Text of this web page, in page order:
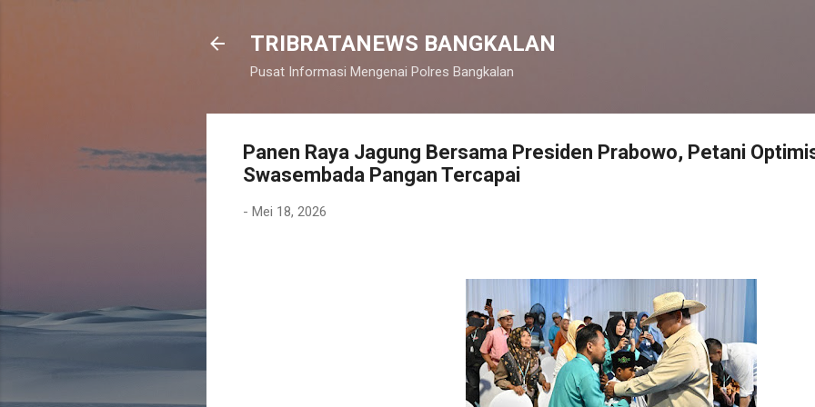
TRIBRATANEWS BANGKALAN
Pusat Informasi Mengenai Polres Bangkalan
Panen Raya Jagung Bersama Presiden Prabowo, Petani
Swasembada Pangan Tercapai
- Mei 18, 2026